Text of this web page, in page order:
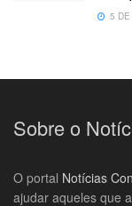
5
Sobre o
O portal Notícias
ajudar aqueles que